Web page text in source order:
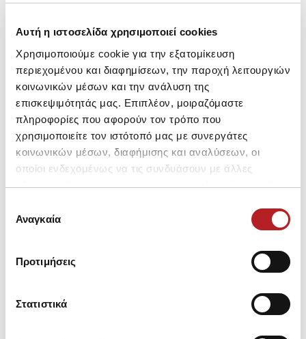
Αυτή η ιστοσελίδα χρησιμοποιεί cookies
Χρησιμοποιούμε cookie για την εξατομίκευση
περιεχομένου και διαφημίσεων, την παροχή λειτουργιών
κοινωνικών μέσων και την ανάλυση της
επισκεψιμότητάς μας. Επιπλέον, μοιραζόμαστε
πληροφορίες που αφορούν τον τρόπο που
χρησιμοποιείτε τον ιστότοπό μας με συνεργάτες
κοινωνικών μέσων, διαφήμισης και αναλύσεων, οι
οποίοι ενδεχομένως να τις συνδυάσουν με άλλες
πληροφορίες που τους έχετε παραχωρήσει ή τις οποίες
των υπηρεσιών τους.
συγκατάθεσης
Αναγκαία
Προτιμήσεις
Στατιστικά
Μπορεί να σου αρέσει επίσης
SALE
Pretty Baby - Panda
Βρεφικό Μακρυμάνικο
SALE
Pretty Baby - Sweet
Κοντομάνικο Μονόχρωμο